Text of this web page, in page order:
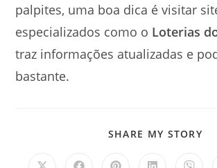
palpites, uma boa dica é visitar
especializados como o Loterias
traz informações atualizadas e
bastante.
SHARE MY STORY